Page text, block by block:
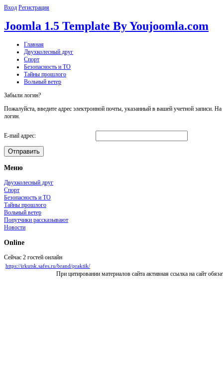
Вход Регистрация
Joomla 1.5 Template By Youjoomla.com
Главная
Двухколесный друг
Спорт
Безопасность и ТО
Тайны прошлого
Вольный ветер
Забыли логин?
Пожалуйста, введите адрес электронной почты, указанный в вашей учетной записи.
логин.
E-mail адрес:
Отправить
Меню
Двухколесный друг
Спорт
Безопасность и ТО
Тайны прошлого
Вольный ветер
Попутчики рассказывают
Новости
Online
Сейчас 2 гостей онлайн
https://irkutsk.safes.ru/brand/praktik/
При цитировании материалов сайта активная ссылка на сайт